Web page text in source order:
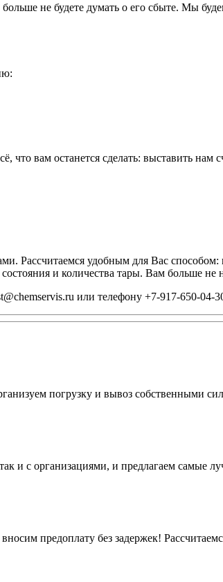
не будете думать о его сбыте. Мы
вам останется сделать: выставить нам
Рассчитаемся удобным для Вас
и количества тары. Вам больше
или телефону +7-917-650-04-
погрузку и вывоз собственными
и с организациями, и предлагаем самые
предоплату без задержек!